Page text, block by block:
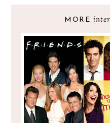
MORE
AS MINHAS